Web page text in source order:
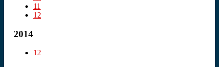
11
12
2014
12